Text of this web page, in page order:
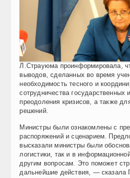
Л.Страуюма проинформировала,
выводов, сделанных во время
необходимость тесного и
сотрудничества государственных
преодоления кризисов, а также
решений.
Министры были ознакомлены с
распоряжений и сценарием.
высказали министры были
логистики, так и в
другим вопросам. Это поможет
дальнейшие действия, — сказала